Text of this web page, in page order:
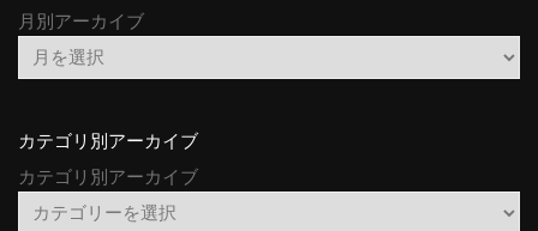
月別アーカイブ
カテゴリ別アーカイブ
カテゴリ別アーカイブ